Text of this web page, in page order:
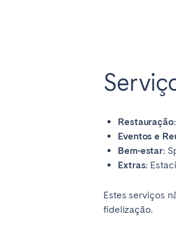
Restauração:
Eventos e
Bem-estar:
Extras:
Estes serviços
fidelização.